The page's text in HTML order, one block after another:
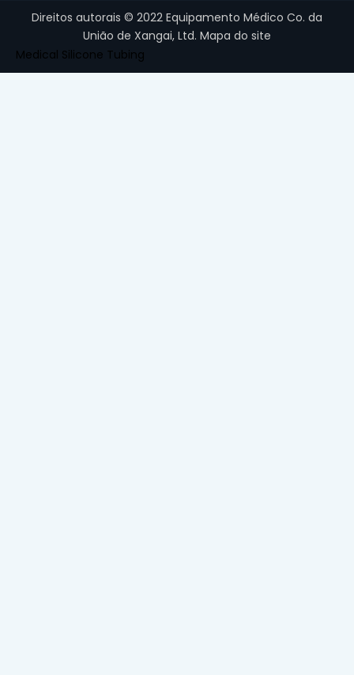
Direitos autorais © 2022 Equipamento Médico Co. da
União de Xangai, Ltd. Mapa do site
Medical Silicone Tubing